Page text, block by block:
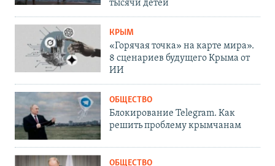
тысячи детей
КРЫМ
«Горячая точка» на карте мира».
8 сценариев будущего Крыма от
ИИ
ОБЩЕСТВО
Блокирование Telegram. Как
решить проблему крымчанам
ОБЩЕСТВО